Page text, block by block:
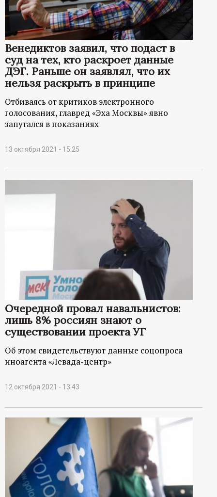
Венедиктов заявил, что подаст в
суд на тех, кто раскроет данные
ДЭГ. Раньше он заявлял, что их
нельзя раскрыть в принципе
Отбиваясь от критиков электронного
голосования, главред «Эха Москвы» явно
запутался в показаниях
13 октября 2021 - 15:25
Очередной провал навальнистов:
лишь 8% россиян знают о
существовании проекта УГ
Об этом свидетельствуют данные соцопроса
иноагента «Левада-центр»
12 октября 2021 - 13:43